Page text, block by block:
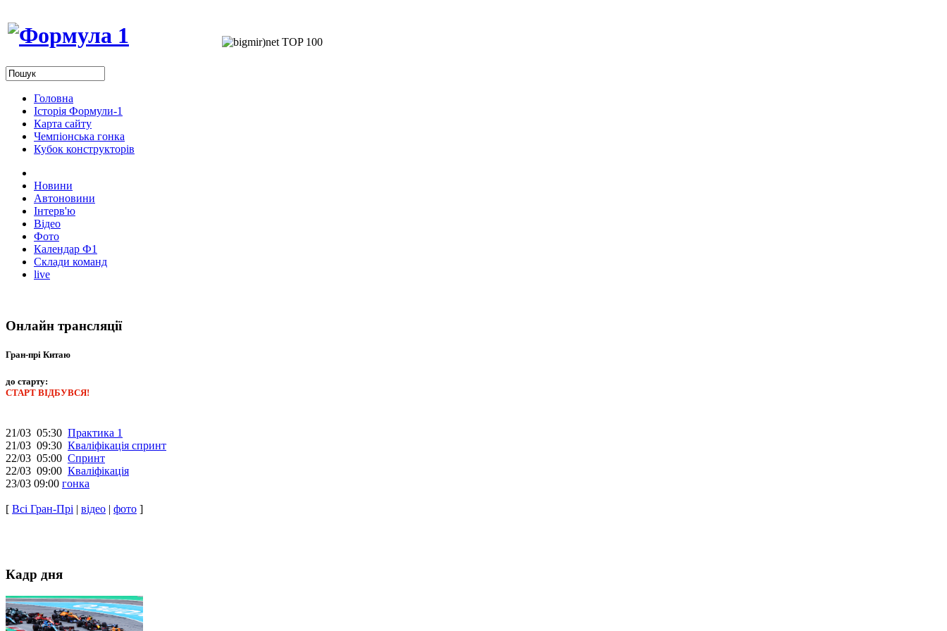
Головна
Історія Формули-1
Карта сайту
Чемпіонська гонка
Кубок конструкторів
Новини
Автоновини
Інтерв'ю
Відео
Фото
Календар Ф1
Склади команд
live
Онлайн трансляції
Гран-прі Китаю
до старту:
СТАРТ ВІДБУВСЯ!
21/03 05:30 Практика 1
21/03 09:30 Кваліфікація спринт
22/03 05:00 Спринт
22/03 09:00 Кваліфікація
23/03 09:00 гонка
[ Всі Гран-Прі | відео | фото ]
Кадр дня